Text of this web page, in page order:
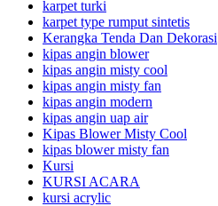
karpet turki
karpet type rumput sintetis
Kerangka Tenda Dan Dekorasi
kipas angin blower
kipas angin misty cool
kipas angin misty fan
kipas angin modern
kipas angin uap air
Kipas Blower Misty Cool
kipas blower misty fan
Kursi
KURSI ACARA
kursi acrylic